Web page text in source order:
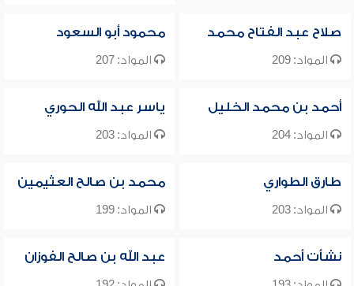
صلاح عبد الفتاح محمد
المواد: 209
محمود أبو السعود
المواد: 207
أحمد بن محمد الخليل
المواد: 204
ياسر عبد الله الحوري
المواد: 203
طارق الطواري
المواد: 203
محمد بن صالح العثيمين
المواد: 199
نشأت أحمد عبد الله بن صالح الفوزان